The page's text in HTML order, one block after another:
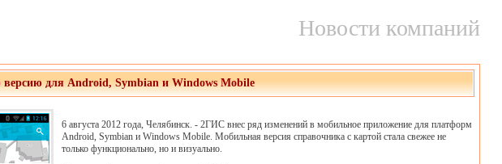
Новости компаний
для Android, Symbian и Windows Mobile
6 августа 2012 года, Челябинск. - 2ГИС внес ряд изменений в мобильное приложение для платформ
Android, Symbian и Windows Mobile. Мобильная версия справочника с картой стала свежее не
только функционально, но и визуально.